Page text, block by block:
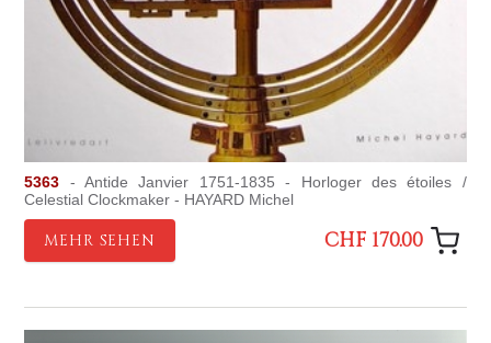
5363 - Antide Janvier 1751-1835 - Horloger des étoiles /
Celestial Clockmaker - HAYARD Michel
MEHR SEHEN CHF 170.00